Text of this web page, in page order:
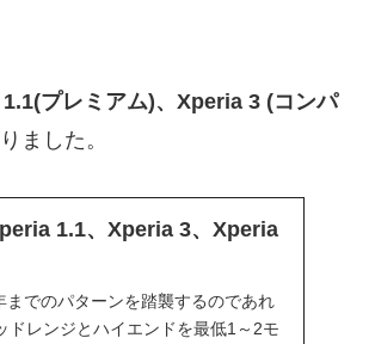
プレミアム)、Xperia 3 (コンパ
ました。
1.1、Xperia 3、Xperia
でのパターンを踏襲するのであれ
レンジとハイエンドを最低1～2モ